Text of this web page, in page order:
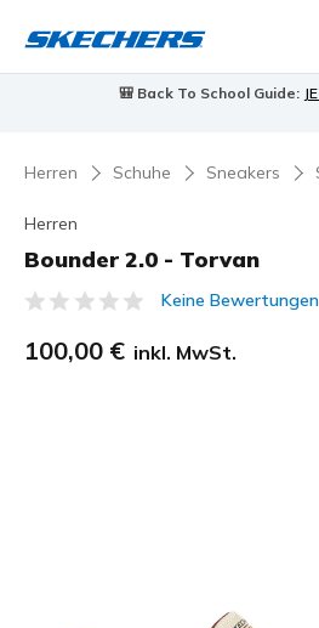
🎒 Back To School Guide:
Herren Schuhe Sneakers
Herren
Bounder 2.0 - Torvan
5 von 5 Kundenbewertungen
Keine Bewertungen
100,00 € inkl. MwSt.